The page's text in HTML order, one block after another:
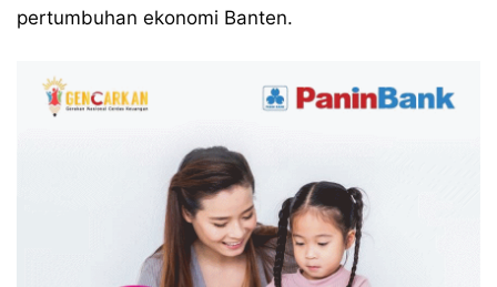
pertumbuhan ekonomi Banten.